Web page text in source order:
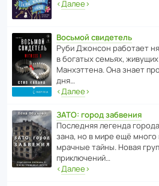
‹Далее›
Восьмой свидетель
Руби Джонсон рабо­тает
в богатых семьях,
Манх­эт­тена. Она знает
дня…
‹Далее›
ЗАТО: город забвения
После­дняя легенда
зана, но в мире ещё много
мрачные тайны. Новая
приключений…
‹Далее›